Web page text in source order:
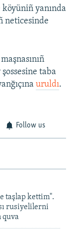
yanında
neticesinde
şossesine taba
uruldı.
Follow us
taşlap kettim".
rusiyelilerni
quva